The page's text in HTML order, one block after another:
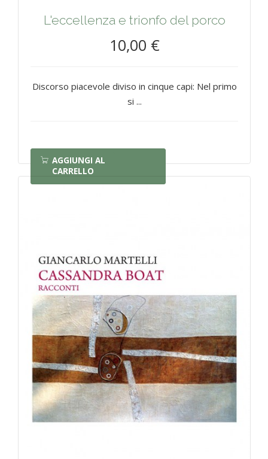
L'eccellenza e trionfo del porco
10,00 €
Discorso piacevole diviso in cinque capi: Nel primo
si ...
AGGIUNGI AL
CARRELLO